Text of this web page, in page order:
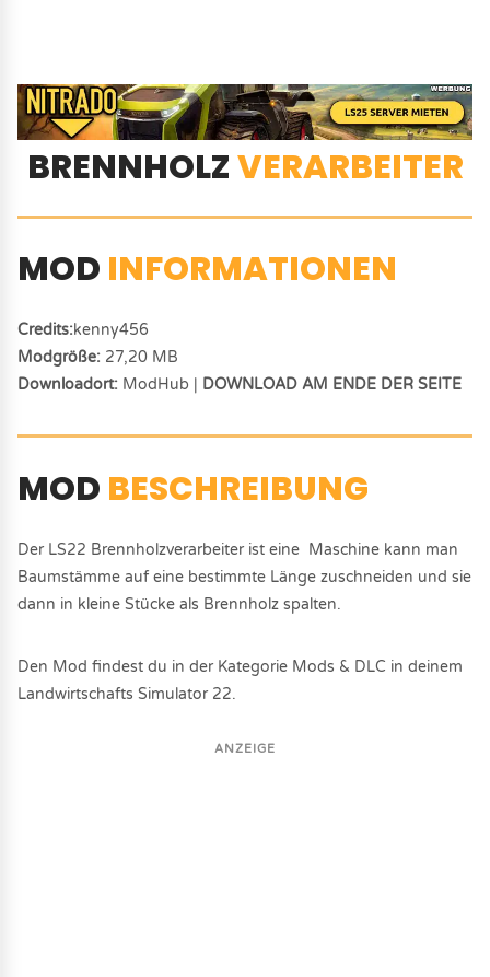
BRENNHOLZVERARBEITER
MOD INFORMATIONEN
Credits:kenny456
Modgröße: 27,20 MB
Downloadort: ModHub | DOWNLOAD AM ENDE DER SEITE
MOD BESCHREIBUNG
Der LS22 Brennholzverarbeiter ist eine Maschine kann man
Baumstämme auf eine bestimmte Länge zuschneiden und sie
dann in kleine Stücke als Brennholz spalten.
Den Mod findest du in der Kategorie Mods & DLC in deinem
Landwirtschafts Simulator 22.
ANZEIGE